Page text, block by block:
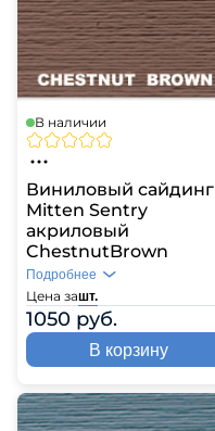
В наличии
Виниловый сайдинг
Mitten Sentry
акриловый
ChestnutBrown
Цена зашт.
1050 руб.
Подробнее
В корзину